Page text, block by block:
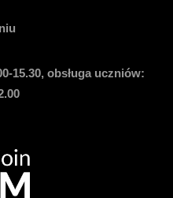
15.30, obsługa uczniów: